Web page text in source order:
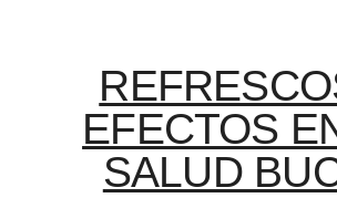
EFECTOS
SALUD